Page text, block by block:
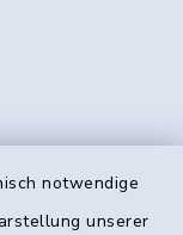
notwendige
unserer